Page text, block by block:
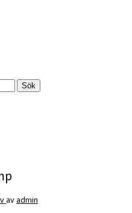
avadmin